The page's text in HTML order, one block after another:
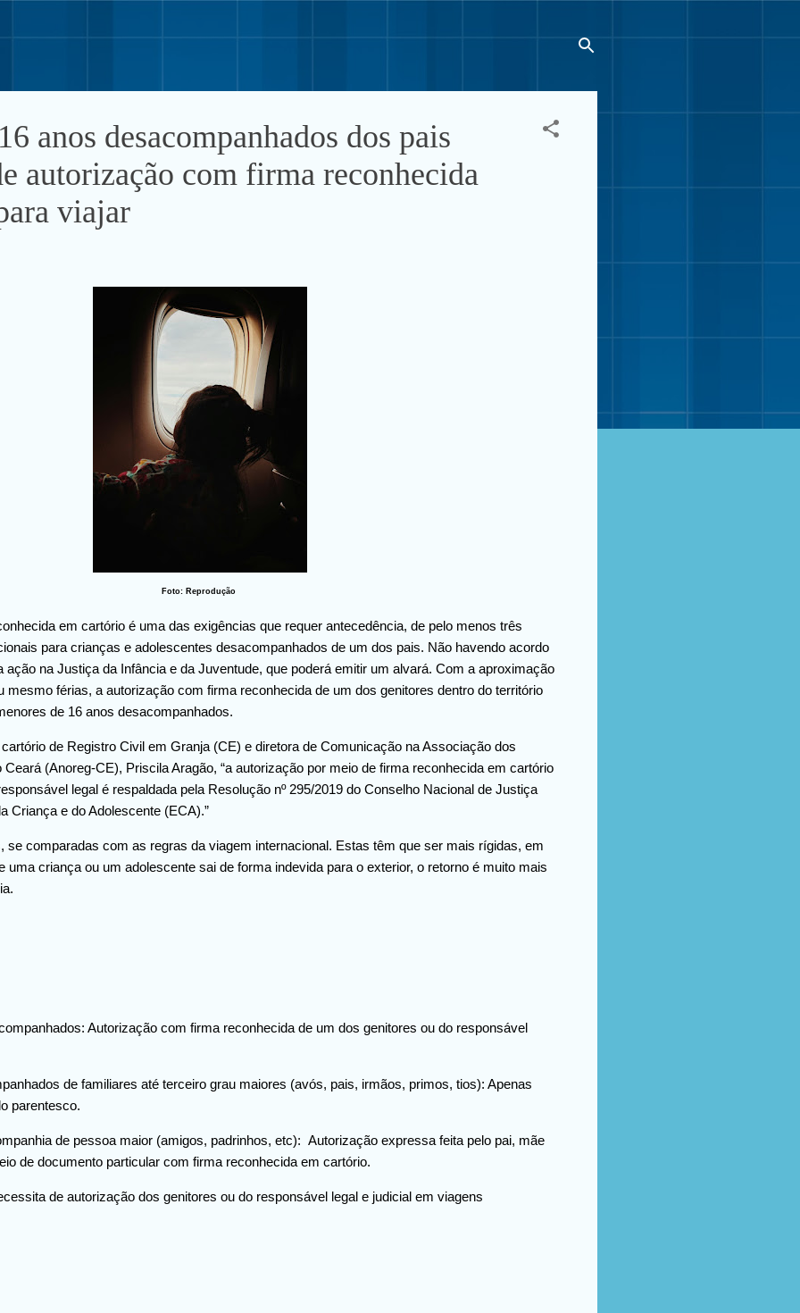
anos desacompanhados dos pais
autorização com firma reconhecida
viajar
Foto: Reprodução
em cartório é uma das exigências que requer antecedência, de pelo menos três
para crianças e adolescentes desacompanhados de um dos pais. Não havendo acordo
ação na Justiça da Infância e da Juventude, que poderá emitir um alvará. Com a aproximação
mesmo férias, a autorização com firma reconhecida de um dos genitores dentro do território
de 16 anos desacompanhados.
de Registro Civil em Granja (CE) e diretora de Comunicação na Associação dos
(Anoreg-CE), Priscila Aragão, “a autorização por meio de firma reconhecida em cartório
legal é respaldada pela Resolução nº 295/2019 do Conselho Nacional de Justiça
Criança e do Adolescente (ECA).”
se comparadas com as regras da viagem internacional. Estas têm que ser mais rígidas, em
uma criança ou um adolescente sai de forma indevida para o exterior, o retorno é muito mais
Autorização com firma reconhecida de um dos genitores ou do responsável
de familiares até terceiro grau maiores (avós, pais, irmãos, primos, tios): Apenas
parentesco.
de pessoa maior (amigos, padrinhos, etc): Autorização expressa feita pelo pai, mãe
de documento particular com firma reconhecida em cartório.
de autorização dos genitores ou do responsável legal e judicial em viagens